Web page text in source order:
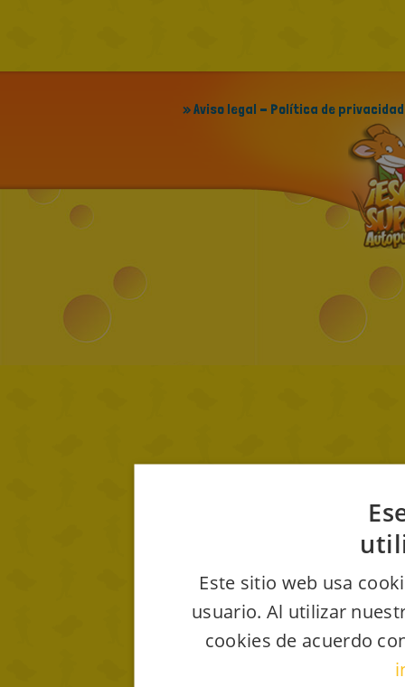
» Aviso legal - Política de privacidad
Este sitio web usa
usuario. Al utilizar
cookies de acuerdo